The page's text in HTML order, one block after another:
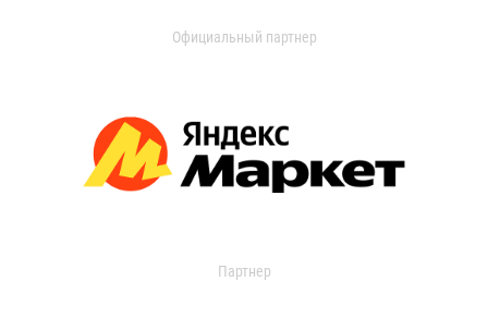
Официальный партнер
Партнер